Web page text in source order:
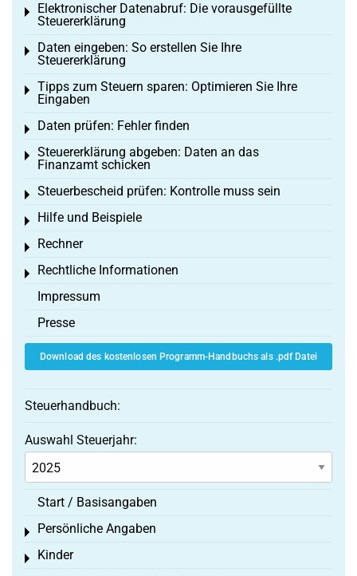
Elektronischer Datenabruf: Die vorausgefüllte
Steuererklärung
Toggle menu
Daten eingeben: So erstellen Sie Ihre
Steuererklärung
Toggle menu
Tipps zum Steuern sparen: Optimieren Sie Ihre
Eingaben
Toggle menu
Daten prüfen: Fehler finden
Toggle menu
Steuererklärung abgeben: Daten an das
Finanzamt schicken
Toggle menu
Steuerbescheid prüfen: Kontrolle muss sein
Toggle menu
Hilfe und Beispiele
Toggle menu
Rechner
Toggle menu
Rechtliche Informationen
Toggle menu
Impressum
Presse
Download des kostenlosen Programm-Handbuchs als .pdf Datei
Steuerhandbuch:
Auswahl Steuerjahr:
Start / Basisangaben
Persönliche Angaben
Toggle menu
Kinder
Toggle menu